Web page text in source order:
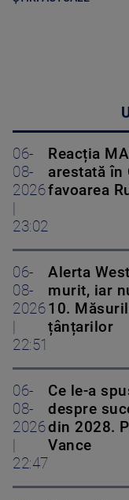
06-
08-
2026
23:02
Reacția
arestată în
favoarea
06-
08-
2026
22:51
Alerta
murit, iar
10.
țânțarilor
06-
08-
2026
22:47
Ce le-a
despre
din 2028.
Vance